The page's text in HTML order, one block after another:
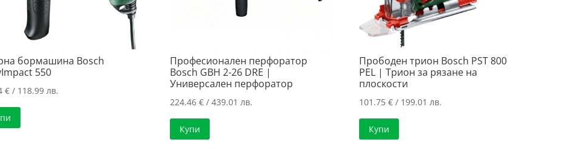
бормашина Bosch
550
€ / 118.99 лв.
Професионален перфоратор
Bosch GBH 2-26 DRE |
Универсален перфоратор
224.46 €/ 439.01 лв.
Купи
Прободен трион Bosch PST 800
PEL | Трион за рязане на
плоскости
101.75 €/ 199.01 лв.
Купи